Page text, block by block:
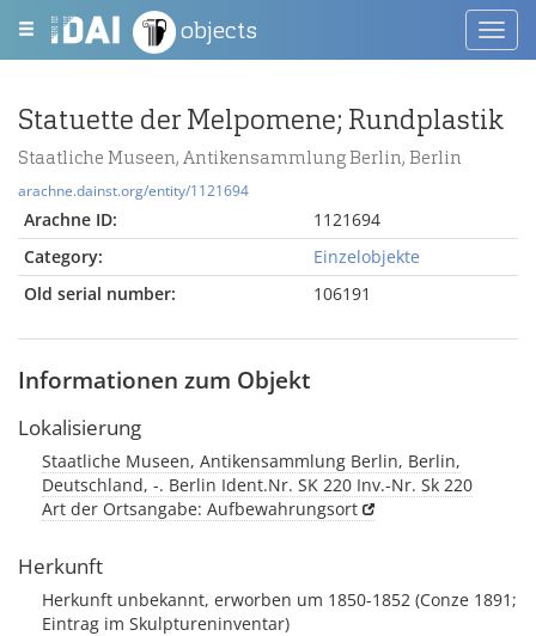
objects
Statuette der Melpomene; Rundplastik
Staatliche Museen, Antikensammlung Berlin, Berlin
arachne.dainst.org/entity/1121694
Arachne ID:
1121694
Category:
Einzelobjekte
Old serial number:
106191
Informationen zum Objekt
Lokalisierung
Staatliche Museen, Antikensammlung Berlin, Berlin,
Deutschland, -. Berlin Ident.Nr. SK 220 Inv.-Nr. Sk 220
Art der Ortsangabe: Aufbewahrungsort
Herkunft
Herkunft unbekannt, erworben um 1850-1852 (Conze 1891;
Eintrag im Skulptureninventar)